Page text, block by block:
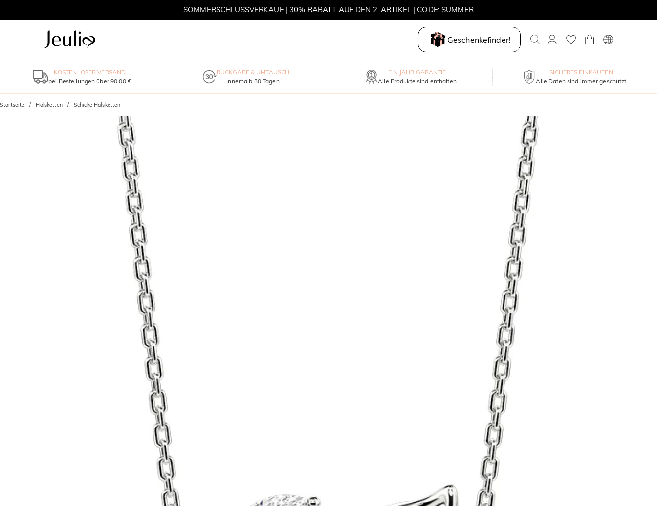
SOMMERSCHLUSSVERKAUF | 30% RABATT AUF DEN 2. ARTIKEL | CODE: SUMMER
Geschenkefinder!
KOSTENLOSER VERSAND
bei Bestellungen über 90,00 €
RÜCKGABE & UMTAUSCH
Innerhalb 30 Tagen
EIN JAHR GARANTIE
Alle Produkte sind enthalten
SICHERES EINKAUFEN
Alle Daten sind immer geschützt
Startseite Halsketten Schicke Halsketten